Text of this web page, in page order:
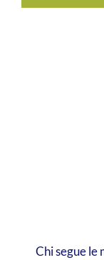
Chi segue le